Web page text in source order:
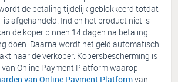
de betaling tijdelijk geblokkeerd totdat
is afgehandeld. Indien het product niet is
de koper binnen 14 dagen na betaling
doen. Daarna wordt het geld automatisch
naar de verkoper. Kopersbescherming is
van Online Payment Platform waarop
van Online Payment Platformvan